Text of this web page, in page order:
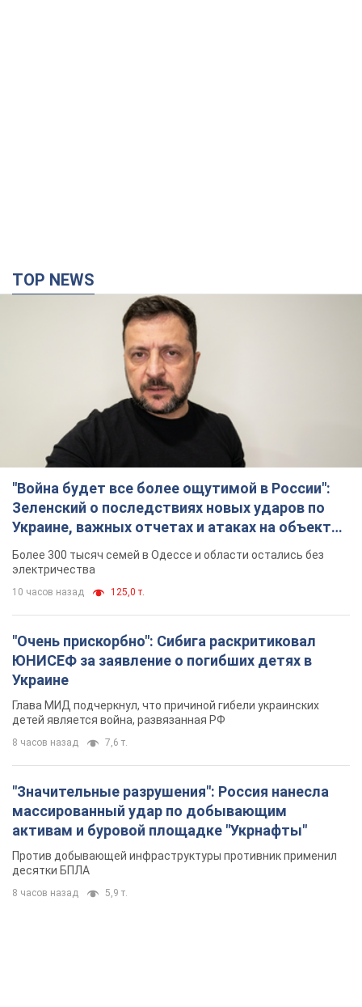
TOP NEWS
"Война будет все более ощутимой в России":
Зеленский о последствиях новых ударов по
Украине, важных отчетах и атаках на объекты
противника. Видео
Более 300 тысяч семей в Одессе и области остались без
электричества
10 часов назад 125,0 т.
"Очень прискорбно": Сибига раскритиковал
ЮНИСЕФ за заявление о погибших детях в
Украине
Глава МИД подчеркнул, что причиной гибели украинских
детей является война, развязанная РФ
8 часов назад 7,6 т.
"Значительные разрушения": Россия нанесла
массированный удар по добывающим
активам и буровой площадке "Укрнафты"
Против добывающей инфраструктуры противник применил
десятки БПЛА
8 часов назад 5,9 т.